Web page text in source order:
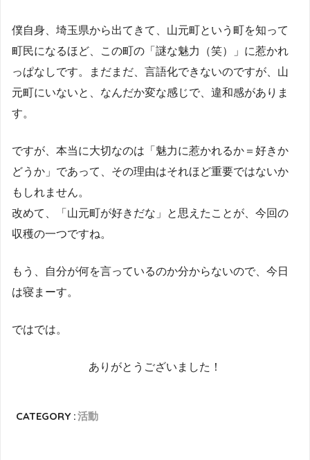
僕自身、埼玉県から出てきて、山元町という町を知って
町民になるほど、この町の「謎な魅力（笑）」に惹かれ
っぱなしです。まだまだ、言語化できないのですが、山
元町にいないと、なんだか変な感じで、違和感がありま
す。
ですが、本当に大切なのは「魅力に惹かれるか＝好きか
どうか」であって、その理由はそれほど重要ではないか
もしれません。
改めて、「山元町が好きだな」と思えたことが、今回の
収穫の一つですね。
もう、自分が何を言っているのか分からないので、今日
は寝まーす。
ではでは。
ありがとうございました！
CATEGORY :活動